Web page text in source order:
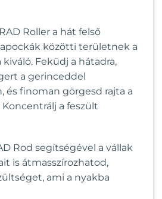
Roller a hát felső
közötti területnek a
kiváló. Feküdj a hátadra,
a gerinceddel
és finoman görgesd rajta a
a feszült
Rod segítségével a vállak
is átmasszírozhatod,
ami a nyakba